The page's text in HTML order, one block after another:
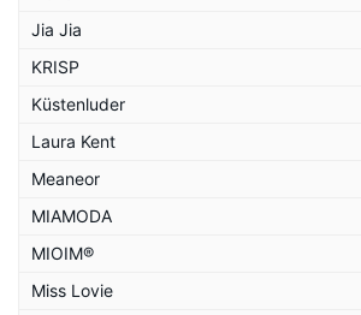
Jia Jia
KRISP
Küstenluder
Laura Kent
Meaneor
MIAMODA
MIOIM®
Miss Lovie